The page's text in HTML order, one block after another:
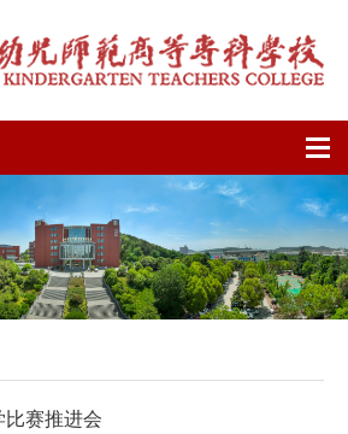
赛推进会